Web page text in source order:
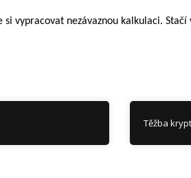
vypracovat nezávaznou kalkulaci.
Těžba